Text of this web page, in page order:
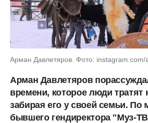
Арман Давлетяров. Фото: instagram.com/
Арман Давлетяров
времени, которое люди тратят
забирая его у своей семьи. По
бывшего гендиректора "Муз-